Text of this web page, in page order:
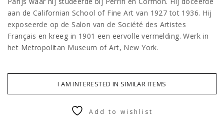
aan de Californian School of Fine Art van 1927 tot 1936. Hij
exposeerde op de Salon van de Société des Artistes
Français en kreeg in 1901 een eervolle vermelding. Werk in
het Metropolitan Museum of Art, New York.
I AM INTERESTED IN SIMILAR ITEMS
Add to wishlist